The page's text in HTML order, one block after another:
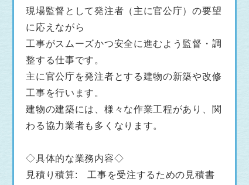
現場監督として発注者（主に官公庁）の要望
に応えながら
工事がスムーズかつ安全に進むよう監督・調
整する仕事です。
主に官公庁を発注者とする建物の新築や改修
工事を行います。
建物の建築には、様々な作業工程があり、関
わる協力業者も多くなります。
◇具体的な業務内容◇
見積り積算: 工事を受注するための見積書